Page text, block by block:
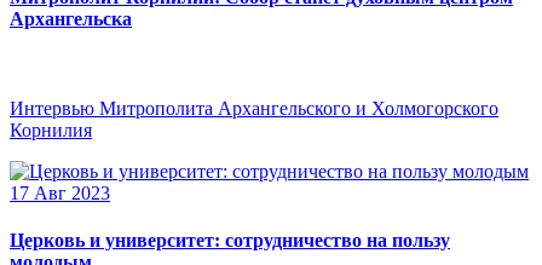
Архангельска
Интервью Митрополита Архангельского и Холмогорского
Корнилия
17 Авг 2023
Церковь и университет: сотрудничество на пользу